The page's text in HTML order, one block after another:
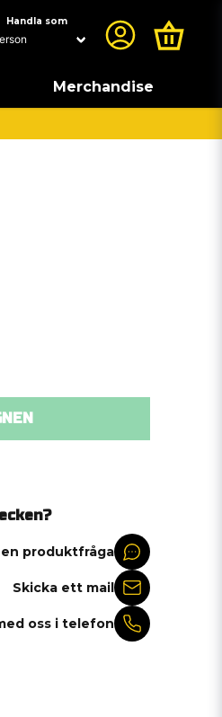
Handla som
Merchandise
produktfråga
Skicka ett mail
oss i telefon